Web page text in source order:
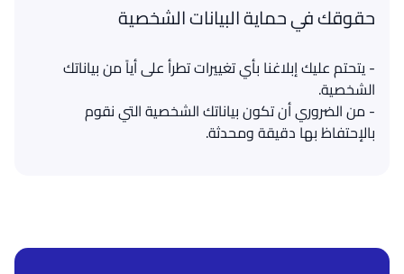
حقوقك في حماية البيانات الشخصية
- يتحتم عليك إبلاغنا بأي تغييرات تطرأ على أياً من بياناتك
- من الضروري أن تكون بياناتك الشخصية التي نقوم
بالإحتفاظ بها دقيقة ومحدثة.